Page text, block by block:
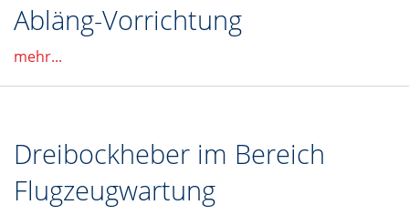
Abläng-Vorrichtung
mehr...
Dreibockheber im Bereich
Flugzeugwartung